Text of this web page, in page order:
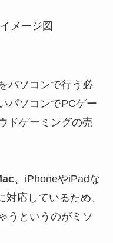
パソコンで行う必
パソコンでPCゲー
ドゲーミングの売
、iPhoneやiPadな
応しているため、
う というのがミソ